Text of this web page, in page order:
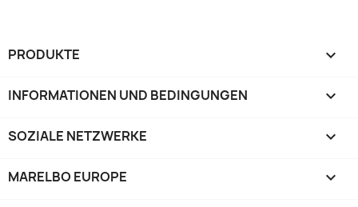
PRODUKTE 
INFORMATIONEN UND BEDINGUNGEN 
SOZIALE NETZWERKE 
MARELBO EUROPE 